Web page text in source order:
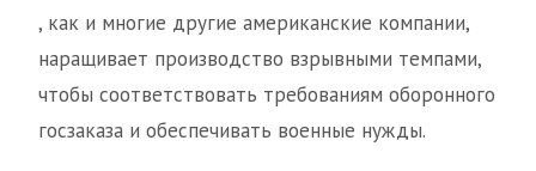
, как и многие другие американские компании,
наращивает производство взрывными темпами,
чтобы соответствовать требованиям оборонного
госзаказа и обеспечивать военные нужды.